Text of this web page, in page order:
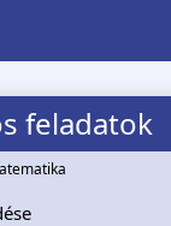
feladatok